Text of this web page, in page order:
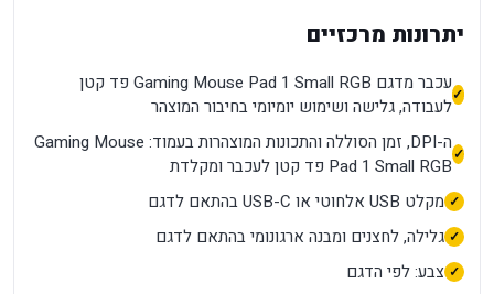
יתרונות מרכזיים
עכבר מדגם Gaming Mouse Pad 1 Small RGB פד קטן
לעבודה, גלישה ושימוש יומיומי בחיבור המוצהר
ה-DPI, זמן הסוללה והתכונות המוצהרות בעמוד: Gaming Mouse
Pad 1 Small RGB פד קטן לעכבר ומקלדת
מקלט USB אלחוטי או USB-C בהתאם לדגם
גלילה, לחצנים ומבנה ארגונומי בהתאם לדגם
צבע: לפי הדגם